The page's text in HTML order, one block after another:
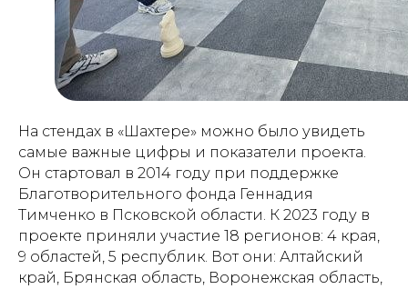
На стендах в «Шахтере» можно было увидеть
самые важные цифры и показатели проекта.
Он стартовал в 2014 году при поддержке
Благотворительного фонда Геннадия
Тимченко в Псковской области. К 2023 году в
проекте приняли участие 18 регионов: 4 края,
9 областей, 5 республик. Вот они: Алтайский
край, Брянская область, Воронежская область,